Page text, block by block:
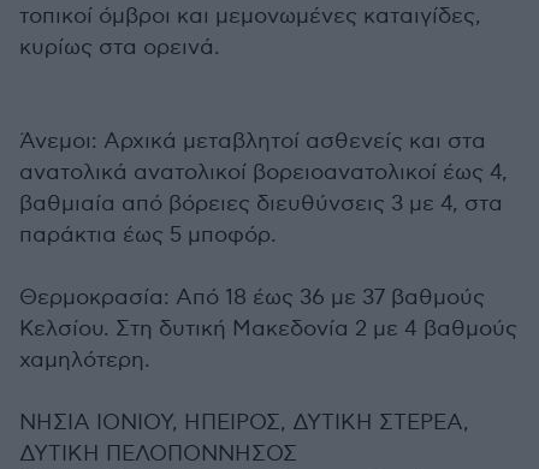
τοπικοί όμβροι και μεμονωμένες καταιγίδες,
κυρίως στα ορεινά.
Άνεμοι: Αρχικά μεταβλητοί ασθενείς και στα
ανατολικά ανατολικοί βορειοανατολικοί έως 4,
βαθμιαία από βόρειες διευθύνσεις 3 με 4, στα
παράκτια έως 5 μποφόρ.
Θερμοκρασία: Από 18 έως 36 με 37 βαθμούς
Κελσίου. Στη δυτική Μακεδονία 2 με 4 βαθμούς
χαμηλότερη.
ΝΗΣΙΑ ΙΟΝΙΟΥ, ΗΠΕΙΡΟΣ, ΔΥΤΙΚΗ ΣΤΕΡΕΑ,
ΔΥΤΙΚΗ ΠΕΛΟΠΟΝΝΗΣΟΣ